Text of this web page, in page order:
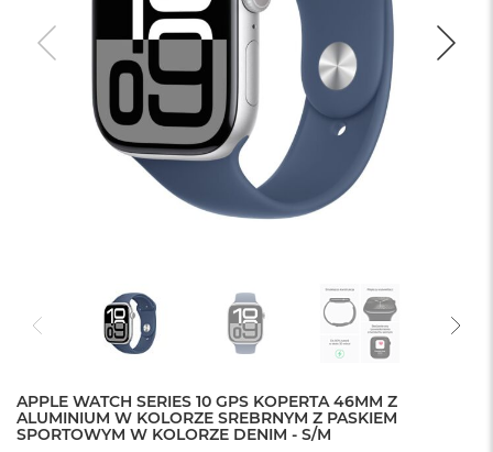
APPLE WATCH SERIES 10 GPS KOPERTA 46MM Z
ALUMINIUM W KOLORZE SREBRNYM Z PASKIEM
SPORTOWYM W KOLORZE DENIM - S/M